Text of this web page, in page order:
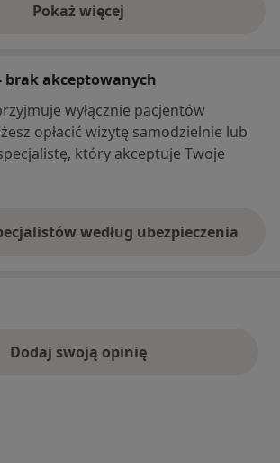
Pokaż więcej
o adresie
brak akceptowanych
wyłącznie pacjentów
opłacić wizytę samodzielnie lub
który akceptuje Twoje
według ubezpieczenia
Dodaj swoją opinię